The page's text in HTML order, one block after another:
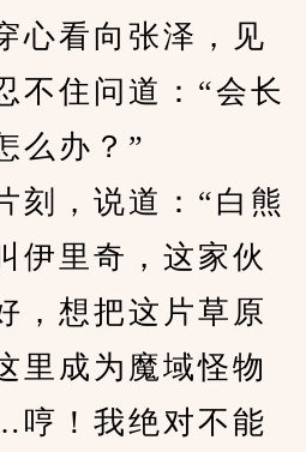
心看向张泽，见
不住问道：“会长
么办？”
，说道：“白熊
伊里奇，这家伙
，想把这片草原
里成为魔域怪物
！我绝对不能